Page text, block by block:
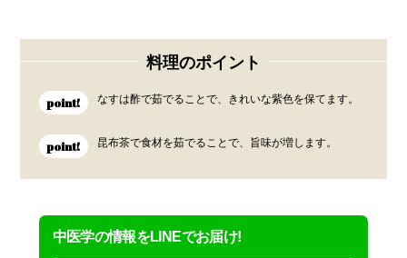
料理のポイント
point! なすは酢で茹でることで、きれいな紫色を保てます。
point! 昆布茶で食材を茹でることで、旨味が増します。
中医学の情報をLINEでお届け!